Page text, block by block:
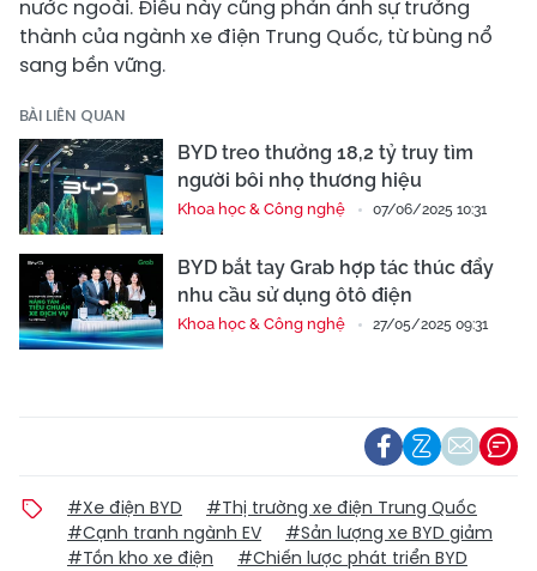
nước ngoài. Điều này cũng phản ánh sự trưởng
thành của ngành xe điện Trung Quốc, từ bùng nổ
sang bền vững.
BÀI LIÊN QUAN
BYD treo thưởng 18,2 tỷ truy tìm
người bôi nhọ thương hiệu
Khoa học & Công nghệ 07/06/2025 10:31
BYD bắt tay Grab hợp tác thúc đẩy
nhu cầu sử dụng ôtô điện
Khoa học & Công nghệ 27/05/2025 09:31
#Xe điện BYD
#Thị trường xe điện Trung Quốc
#Cạnh tranh ngành EV
#Sản lượng xe BYD giảm
#Tồn kho xe điện
#Chiến lược phát triển BYD